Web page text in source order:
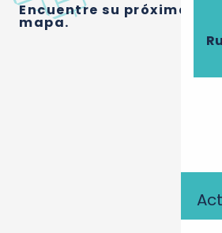
Encuentre su próxima
mapa.